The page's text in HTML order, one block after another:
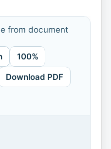
from document
100%
Download PDF